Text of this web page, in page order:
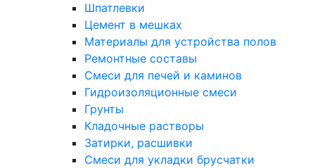
Шпатлевки
Цемент в мешках
Материалы для устройства полов
Ремонтные составы
Смеси для печей и каминов
Гидроизоляционные смеси
Грунты
Кладочные растворы
Затирки, расшивки
Смеси для укладки брусчатки